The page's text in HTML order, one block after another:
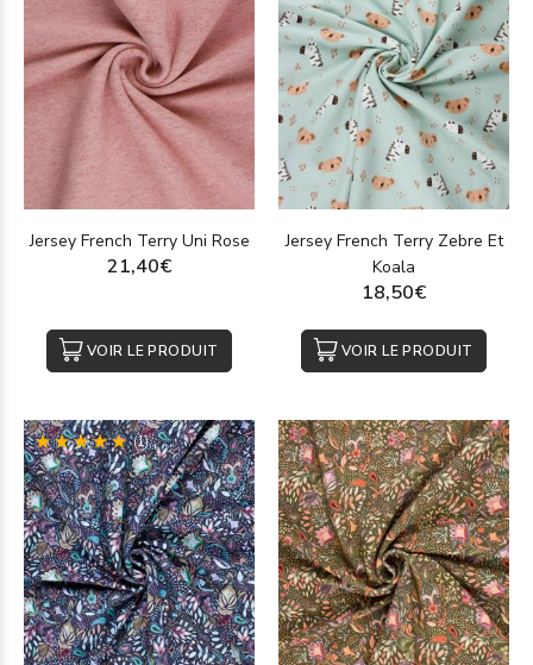
Jersey French Terry Uni Rose
21,40€
VOIR LE PRODUIT
Jersey French Terry Zebre Et
Koala
18,50€
VOIR LE PRODUIT
(1)